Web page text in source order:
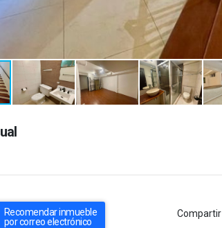
Recomendar inmueble
por correo electrónico
Compartir